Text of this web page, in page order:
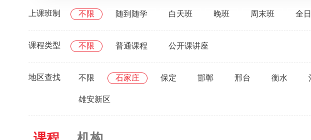
上课班制 不限 随到随学 白天班 晚班 周末班 全
课程类型 不限 普通课程 公开课讲座
地区查找 不限 石家庄 保定 邯郸 邢台 衡水
雄安新区